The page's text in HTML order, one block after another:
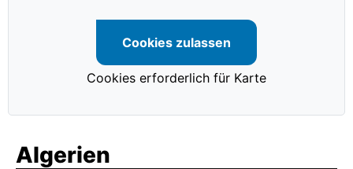
Cookies zulassen
Cookies erforderlich für Karte
Algerien